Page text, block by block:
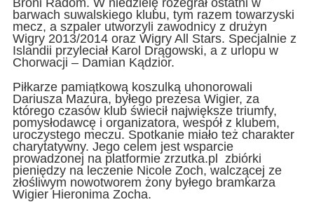
barwach suwalskiego klubu, tym razem towarzyski
mecz, a szpaler utworzyli zawodnicy z drużyn
Wigry 2013/2014 oraz Wigry All Stars. Specjalnie z
Islandii przyleciał Karol Drągowski, a z urlopu w
Chorwacji – Damian Kądzior.
Piłkarze pamiątkową koszulką uhonorowali
Dariusza Mazura, byłego prezesa Wigier, za
którego czasów klub świecił największe triumfy,
pomysłodawcę i organizatora, wespół z klubem,
uroczystego meczu. Spotkanie miało też charakter
charytatywny. Jego celem jest wsparcie
prowadzonej na platformie zrzutka.pl zbiórki
pieniędzy na leczenie Nicole Zoch, walczącej ze
złośliwym nowotworem żony byłego bramkarza
Wigier Hieronima Zocha.